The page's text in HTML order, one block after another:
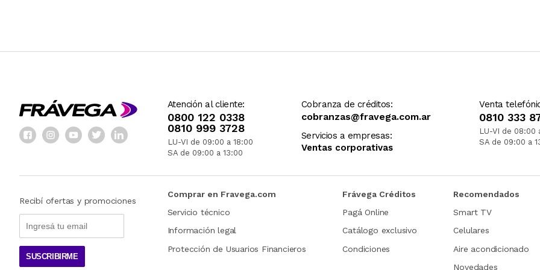
Atención al cliente:
0800 122 0338
0810 999 3728
LU-VI de 09:00 a 18:00
SA de 09:00 a 13:00
Cobranza de créditos:
cobranzas@fravega.com.ar
Servicios a empresas:
Ventas corporativas
Venta
0810 333
LU-VI de 08:00
SA de 09:00 a
Recibí ofertas y promociones
SUSCRIBIRME
Comprar en Fravega.com
Servicio técnico
Información legal
Protección de Usuarios Financieros
Frávega Créditos
Pagá Online
Catálogo exclusivo
Condiciones
Recomendados
Smart TV
Celulares
Aire acondicionado
Novedades